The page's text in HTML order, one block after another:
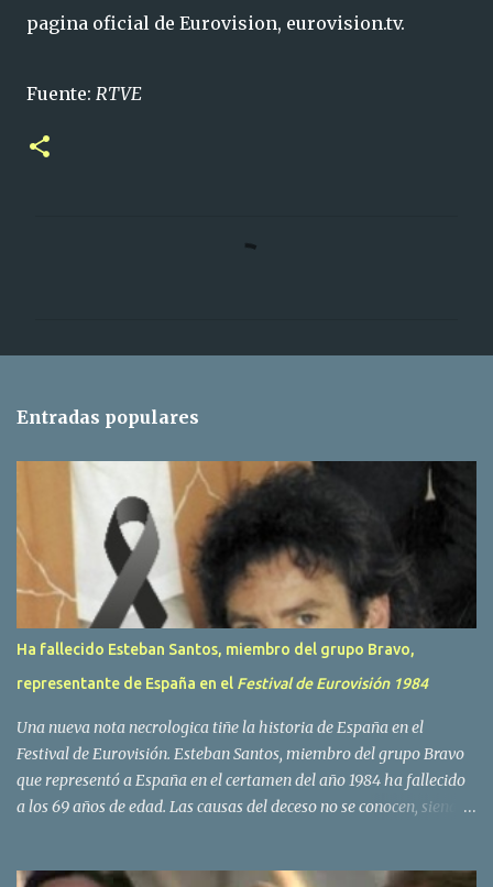
pagina oficial de Eurovision, eurovision.tv.
Fuente: RTVE
r
s
Entradas populares
Ha fallecido Esteban Santos, miembro del grupo Bravo,
representante de España en el Festival de Eurovisión 1984
Una nueva nota necrologica tiñe la historia de España en el
Festival de Eurovisión. Esteban Santos, miembro del grupo Bravo
que representó a España en el certamen del año 1984 ha fallecido
a los 69 años de edad. Las causas del deceso no se conocen, siendo